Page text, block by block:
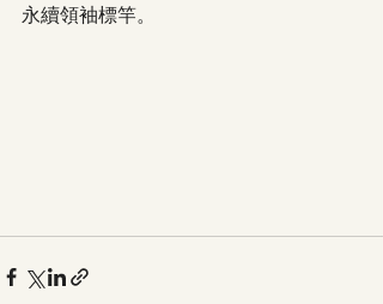
永續領袖標竿。